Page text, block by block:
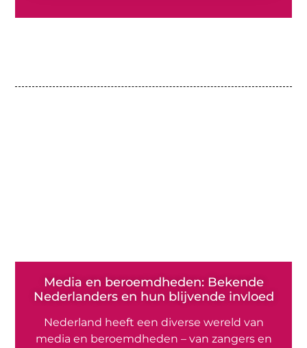
Media en beroemdheden: Bekende
Nederlanders en hun blijvende invloed
Nederland heeft een diverse wereld van
media en beroemdheden – van zangers en